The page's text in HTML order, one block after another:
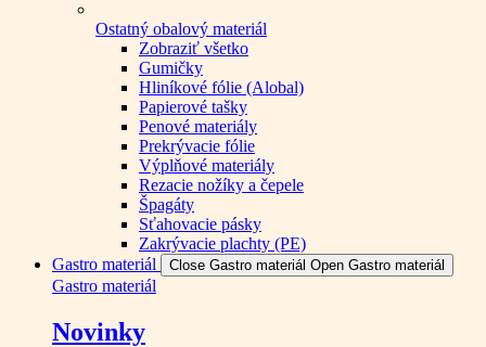
Ostatný obalový materiál
Zobraziť všetko
Gumičky
Hliníkové fólie (Alobal)
Papierové tašky
Penové materiály
Prekrývacie fólie
Výplňové materiály
Rezacie nožíky a čepele
Špagáty
Sťahovacie pásky
Zakrývacie plachty (PE)
Gastro materiál
Close Gastro materiál Open Gastro materiál
Gastro materiál
Novinky